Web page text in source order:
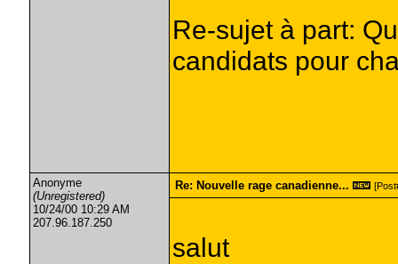
Re-sujet à part:
candidats pour
Anonyme
(Unregistered)
10/24/00 10:29 AM
207.96.187.250
Re: Nouvelle rage canadienne...
salut